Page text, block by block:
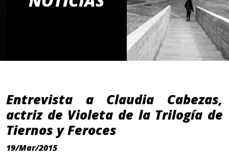
Entrevista a Claudia Cabezas,
actriz de Violeta de la Trilogía de
Tiernos y Feroces
19/Mar/2015